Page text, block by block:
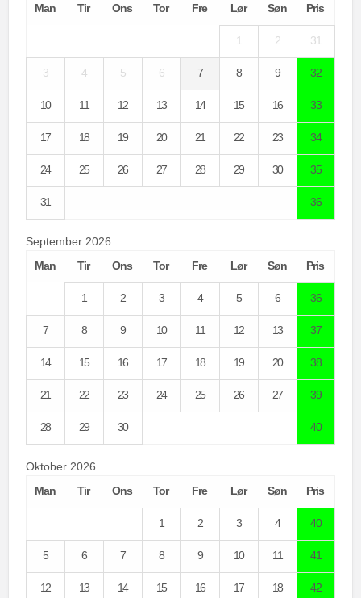
Man
Tir Ons Tor Fre Lør Søn Pris
1 2 31
3 4 5 6 7 8 9 32
10 11 12 13 14 15 16 33
17 18 19 20 21 22 23 34
24 25 26 27 28 29 30 35
31 36
September 2026
Man
Tir Ons Tor Fre Lør Søn Pris
1 2 3 4 5 6 36
7 8 9 10 11 12 13 37
14 15 16 17 18 19 20 38
21 22 23 24 25 26 27 39
28 29 30 40
Oktober 2026
Man
Tir Ons Tor Fre Lør Søn Pris
1 2 3 4 40
5 6 7 8 9 10 11 41
12 13 14 15 16 17 18 42